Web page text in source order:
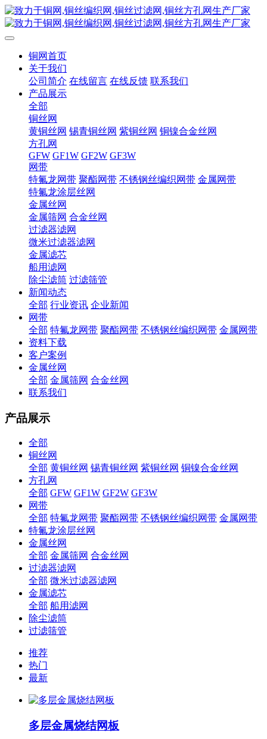
铜网首页
关于我们
公司简介 在线留言 在线反馈 联系我们
产品展示
全部
铜丝网
黄铜丝网 锡青铜丝网 紫铜丝网 铜镍合金丝网
方孔网
GFW GF1W GF2W GF3W
网带
特氟龙网带 聚酯网带 不锈钢丝编织网带 金属网带
特氟龙涂层丝网
金属丝网
金属筛网 合金丝网
过滤器滤网
微米过滤器滤网
金属滤芯
船用滤网
除尘滤筒 过滤筛管
新闻动态
全部 行业资讯 企业新闻
网带
全部 特氟龙网带 聚酯网带 不锈钢丝编织网带 金属网带
资料下载
客户案例
金属丝网
全部 金属筛网 合金丝网
联系我们
产品展示
全部
铜丝网
全部 黄铜丝网 锡青铜丝网 紫铜丝网 铜镍合金丝网
方孔网
全部 GFW GF1W GF2W GF3W
网带
全部 特氟龙网带 聚酯网带 不锈钢丝编织网带 金属网带
特氟龙涂层丝网
金属丝网
全部 金属筛网 合金丝网
过滤器滤网
全部 微米过滤器滤网
金属滤芯
全部 船用滤网
除尘滤筒
过滤筛管
推荐
热门
最新
多层金属烧结网板